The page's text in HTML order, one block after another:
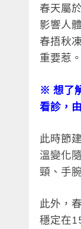
春天屬
影響人
春捂秋
重要惹。
※ 想了
看診，
此時節
溫變化
頸、手
此外，
穩定在